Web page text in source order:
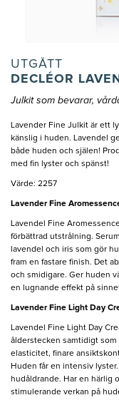
UTGÅTT
DECLÉOR
Julkit som bevarar,
Lavender Fine Julkit är ett
känslig i huden. Lavendel
både huden och själen!
med fin lyster och spänst!
Värde: 2257
Lavender Fine
Lavendel Fine
förbättrad utstrålning.
lavendel och iris som gör
fram en fastare finish. Det
och smidigare. Ger huden
en lugnande effekt på
Lavender Fine Light Day
Lavendel Fine Light Day
ålderstecken samtidigt
elasticitet, finare
Huden får en intensiv
hudåldrande. Har en härlig
stimulerande verkan på